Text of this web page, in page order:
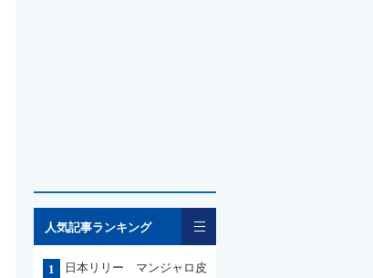
人気記事ランキング
1
日本リリー マンジャロ皮